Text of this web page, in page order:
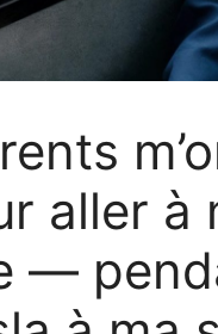
aller à
—